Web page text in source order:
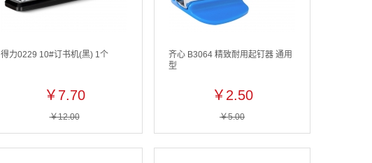
得力0229 10#订书机(黑) 1个
￥7.70
￥12.00
齐心 B3064 精致耐用起钉器 通用
型
￥2.50
￥5.00